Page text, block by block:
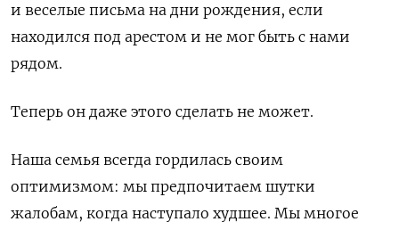
и веселые письма на дни рождения, если
находился под арестом и не мог быть с нами
рядом.
Теперь он даже этого сделать не может.
Наша семья всегда гордилась своим
оптимизмом: мы предпочитаем шутки
жалобам, когда наступало худшее. Мы многое